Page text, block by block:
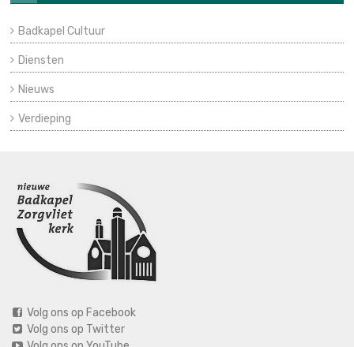
Badkapel Cultuur
Diensten
Nieuws
Verdieping
Volg ons op Facebook
Volg ons op Twitter